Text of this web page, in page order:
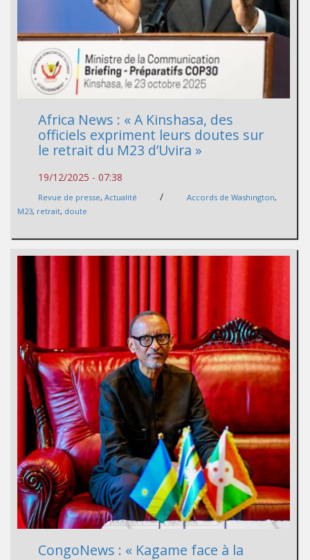
Africa News : « A Kinshasa, des
officiels expriment leurs doutes sur
le retrait du M23 d’Uvira »
19/12/2025 - 07:38
Revue de presse, Actualité / Accords de Washington,
M23, retrait, doute
CongoNews : « Kagame face à la